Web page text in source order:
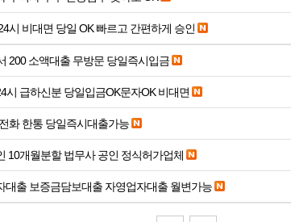
시 비대면 당일 OK 빠르고 간편하게 승인
200 소액대출 무방문 당일즉시입금
시 급하신분 당일입금OK문자OK 비대면
화 한통 당일즉시대출가능
10개월분할 법무사 공인 정식허가업체
대출 보증금담보대출 자영업자대출 월변가능